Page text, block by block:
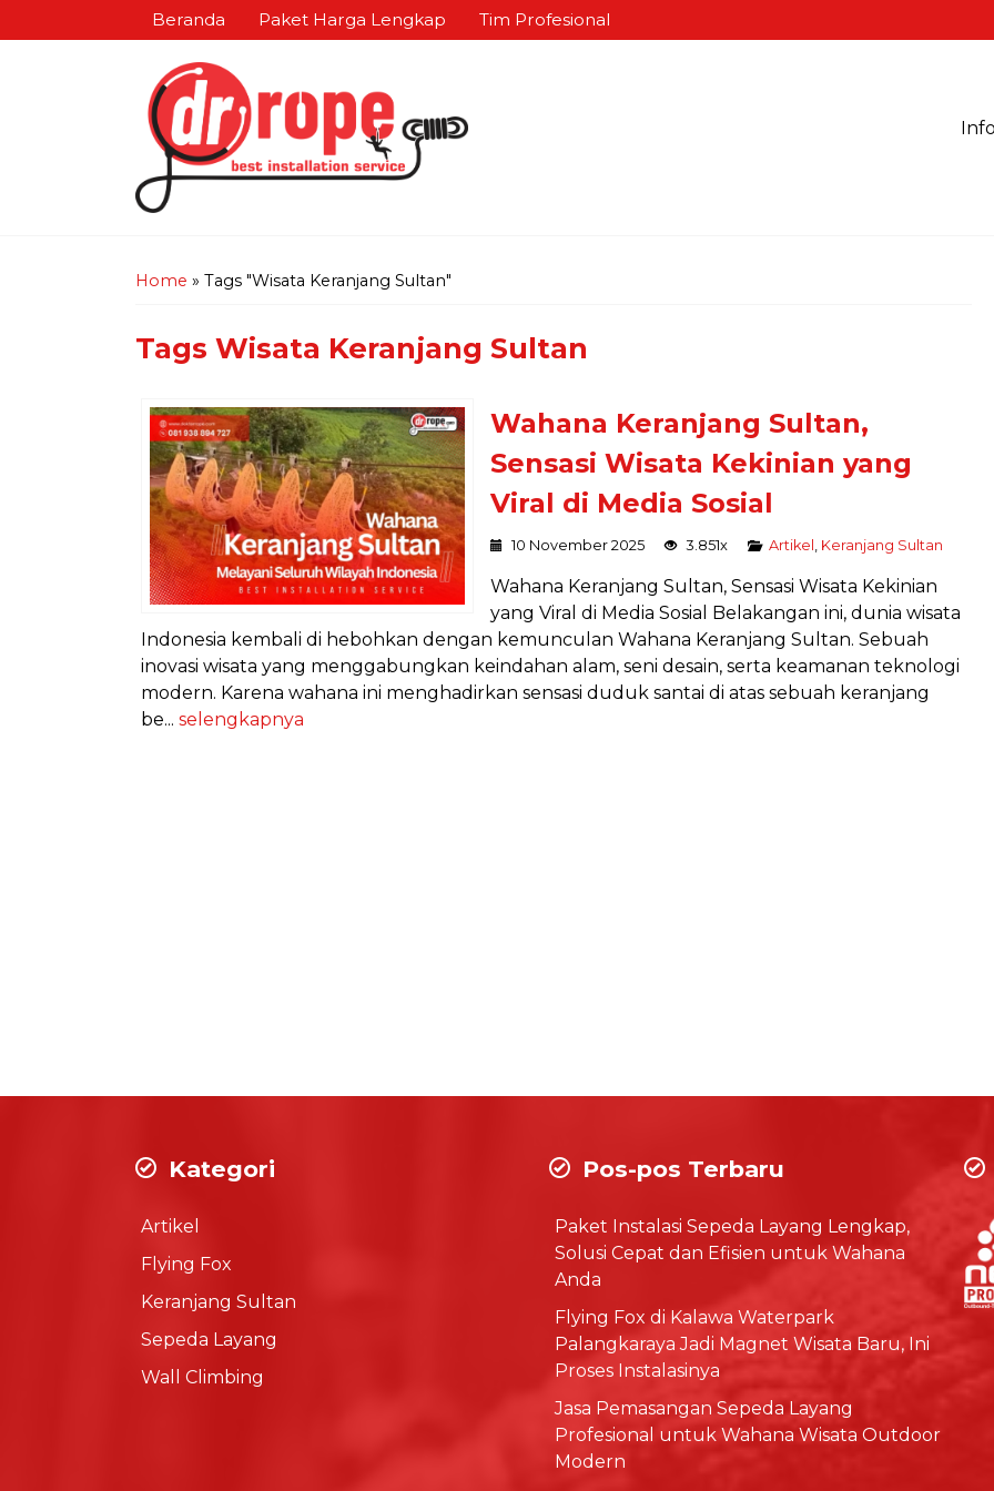
Beranda Paket Harga Lengkap Tim Profesional
Home » Tags "Wisata Keranjang Sultan"
Tags Wisata Keranjang Sultan
Wahana Keranjang Sultan,
Sensasi Wisata Kekinian yang
Viral di Media Sosial
10 November 2025 3.851x Artikel Keranjang Sultan
Wahana Keranjang Sultan, Sensasi Wisata Kekinian
yang Viral di Media Sosial Belakangan ini, dunia wisata
Indonesia kembali di hebohkan dengan kemunculan Wahana Keranjang Sultan. Sebuah
inovasi wisata yang menggabungkan keindahan alam, seni desain, serta keamanan teknologi
modern. Karena wahana ini menghadirkan sensasi duduk santai di atas sebuah keranjang
be... selengkapnya
Kategori
Artikel
Flying Fox
Keranjang Sultan
Sepeda Layang
Wall Climbing
Pos-pos Terbaru
Paket Instalasi Sepeda Layang Lengkap,
Solusi Cepat dan Efisien untuk Wahana
Anda
Flying Fox di Kalawa Waterpark
Palangkaraya Jadi Magnet Wisata Baru, Ini
Proses Instalasinya
Jasa Pemasangan Sepeda Layang
Profesional untuk Wahana Wisata Outdoor
Modern